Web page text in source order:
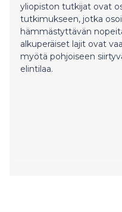
yliopiston tutkijat ovat
tutkimukseen, jotka
hämmästyttävän
alkuperäiset lajit ovat
myötä pohjoiseen
elintilaa.